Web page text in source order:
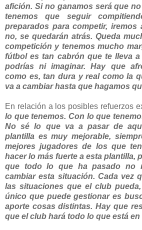
afición. Si no ganamos será que
tenemos que seguir
preparados para competir, iremos
no, se quedarán atrás. Queda
competición y tenemos mucho
fútbol es tan cabrón que te lleva
podrías ni imaginar. Hay que
como es, tan dura y real como la
va a cambiar hasta que hagamos
En relación a los posibles refuerzos
lo que tenemos. Con lo que
No sé lo que va a pasar de
plantilla es muy mejorable,
mejores jugadores de los que
hacer lo más fuerte a esta plantilla,
que todo lo que ha pasado no
cambiar esta situación. Cada vez
las situaciones que el club
único que puede gestionar es
aporte cosas distintas. Hay que
que el club hará todo lo que está